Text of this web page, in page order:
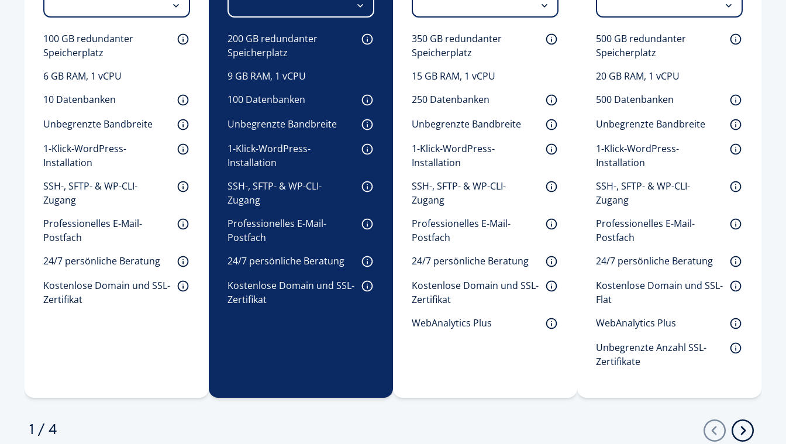
100 GB redundanter
Speicherplatz
6 GB RAM, 1 vCPU
10 Datenbanken
Unbegrenzte Bandbreite
1-Klick-WordPress-
Installation
SSH-, SFTP- & WP-CLI-
Zugang
Professionelles E-Mail-
Postfach
24/7 persönliche Beratung
Kostenlose Domain und SSL-
Zertifikat
200 GB redundanter
Speicherplatz
9 GB RAM, 1 vCPU
100 Datenbanken
Unbegrenzte Bandbreite
1-Klick-WordPress-
Installation
SSH-, SFTP- & WP-CLI-
Zugang
Professionelles E-Mail-
Postfach
24/7 persönliche Beratung
Kostenlose Domain und SSL-
Zertifikat
350 GB redundanter
Speicherplatz
15 GB RAM, 1 vCPU
250 Datenbanken
Unbegrenzte Bandbreite
1-Klick-WordPress-
Installation
SSH-, SFTP- & WP-CLI-
Zugang
Professionelles E-Mail-
Postfach
24/7 persönliche Beratung
Kostenlose Domain und SSL-
Zertifikat
WebAnalytics Plus
500 GB redundanter
Speicherplatz
20 GB RAM, 1 vCPU
500 Datenbanken
Unbegrenzte Bandbreite
1-Klick-WordPress-
Installation
SSH-, SFTP- & WP-CLI-
Zugang
Professionelles E-Mail-
Postfach
24/7 persönliche Beratung
Kostenlose Domain und SSL-
Flat
WebAnalytics Plus
Unbegrenzte Anzahl SSL-
Zertifikate
1 / 4